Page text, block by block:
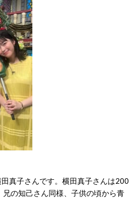
真子さんです。横田真子さんは200
の知己さん同様、子供の頃から青